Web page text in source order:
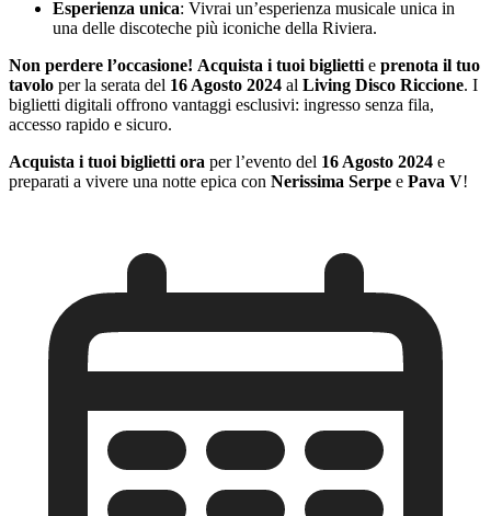
Esperienza unica: Vivrai un’esperienza musicale unica in
una delle discoteche più iconiche della Riviera.
Non perdere l’occasione! Acquista i tuoi biglietti e prenota il tuo
tavolo per la serata del 16 Agosto 2024 al Living Disco Riccione. I
biglietti digitali offrono vantaggi esclusivi: ingresso senza fila,
accesso rapido e sicuro.
Acquista i tuoi biglietti ora per l’evento del 16 Agosto 2024 e
preparati a vivere una notte epica con Nerissima Serpe e Pava V!